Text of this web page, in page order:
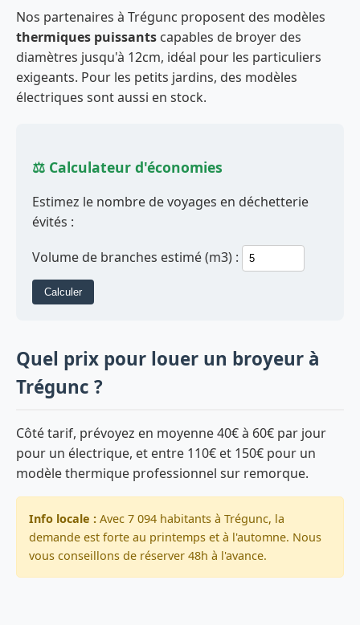
Nos partenaires à Trégunc proposent des modèles
thermiques puissants capables de broyer des
diamètres jusqu'à 12cm, idéal pour les particuliers
exigeants. Pour les petits jardins, des modèles
électriques sont aussi en stock.
⚖️ Calculateur d'économies
Estimez le nombre de voyages en déchetterie
évités :
Volume de branches estimé (m3) :
Calculer
Quel prix pour louer un broyeur à
Trégunc ?
Côté tarif, prévoyez en moyenne 40€ à 60€ par jour
pour un électrique, et entre 110€ et 150€ pour un
modèle thermique professionnel sur remorque.
Info locale : Avec 7 094 habitants à Trégunc, la
demande est forte au printemps et à l'automne. Nous
vous conseillons de réserver 48h à l'avance.